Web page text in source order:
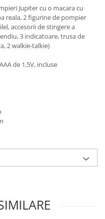
Jupiter cu o macara cu
reala, 2 figurine de pompier
accesorii de stingere a
3 indicatoare, trusa de
2 walkie-talkie)
de 1,5V, incluse